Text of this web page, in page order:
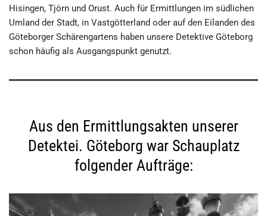
Hisingen, Tjörn und Orust. Auch für Ermittlungen im südlichen
Umland der Stadt, in Vastgötterland oder auf den Eilanden des
Göteborger Schärengartens haben unsere Detektive Göteborg
schon häufig als Ausgangspunkt genutzt.
Aus den Ermittlungsakten unserer
Detektei. Göteborg war Schauplatz
folgender Aufträge: